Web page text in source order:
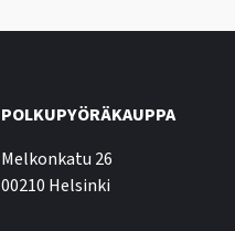
POLKUPYÖRÄKAUPPA
Melkonkatu 26
00210 Helsinki